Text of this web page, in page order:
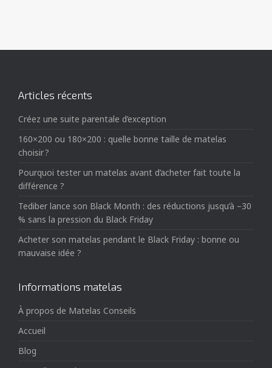
Articles récents
Créez une suite parentale d’exception
160×200 ou 180×200 : quelle bonne taille de matelas
choisir ?
Pourquoi tester un matelas avant d’acheter fait toute la
différence ?
Tediber lance son Black Month : des réductions jusqu’à –30
% sans la pression du Black Friday
Acheter son matelas pendant le Black Friday : bonne ou
mauvaise idée ?
Informations matelas
À propos de Matelas Conseils
Accueil
Blog